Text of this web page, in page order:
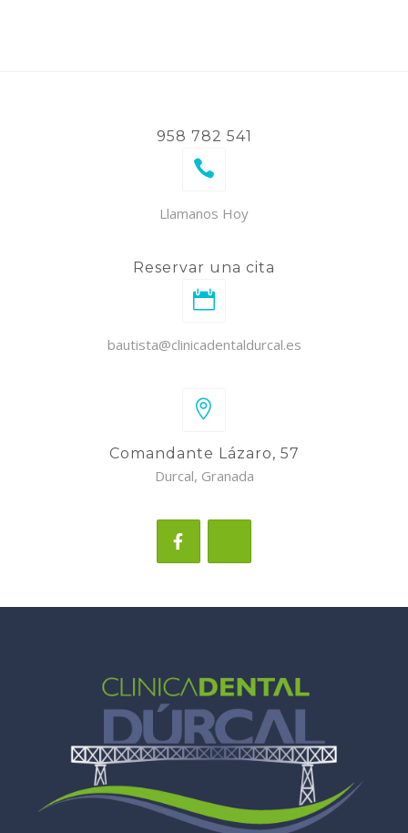
958 782 541
Llamanos Hoy
Reservar una cita
bautista@clinicadentaldurcal.es
Comandante Lázaro, 57
Durcal, Granada